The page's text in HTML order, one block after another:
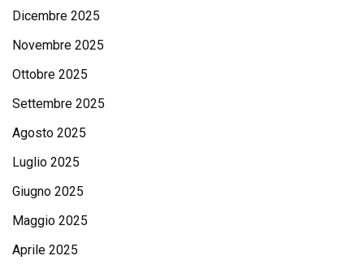
Dicembre 2025
Novembre 2025
Ottobre 2025
Settembre 2025
Agosto 2025
Luglio 2025
Giugno 2025
Maggio 2025
Aprile 2025